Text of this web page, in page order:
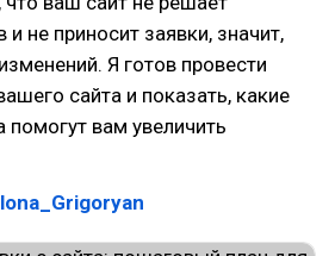
не приносит заявки, значит,
Я готов провести
сайта и показать, какие
помогут вам увеличить